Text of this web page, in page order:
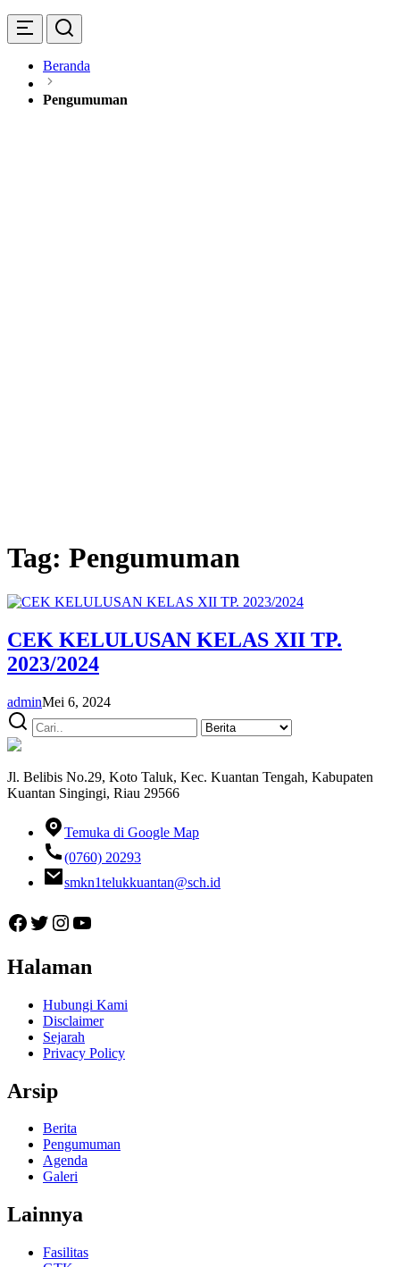
Beranda
Pengumuman
Tag: Pengumuman
CEK KELULUSAN KELAS XII TP.
2023/2024
adminMei 6, 2024
Jl. Belibis No.29, Koto Taluk, Kec. Kuantan Tengah, Kabupaten
Kuantan Singingi, Riau 29566
Temuka di Google Map
(0760) 20293
smkn1telukkuantan@sch.id
Facebook
Twitter
Instagram
YouTube
Halaman
Hubungi Kami
Disclaimer
Sejarah
Privacy Policy
Arsip
Berita
Pengumuman
Agenda
Galeri
Lainnya
Fasilitas